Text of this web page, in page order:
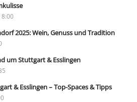
8:00
2025: Wein, Genuss und Tradition
um Stuttgart & Esslingen
& Esslingen – Top-Spaces & Tipps